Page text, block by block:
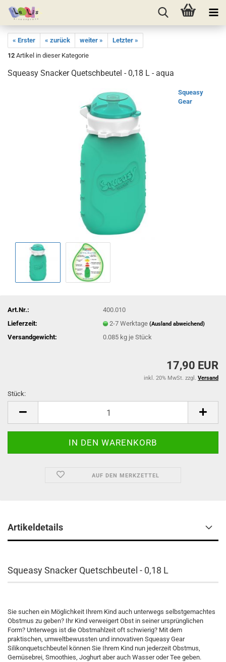
« Erster « zurück weiter »
Letzter »
12 Artikel in dieser Kategorie
Squeasy Snacker Quetschbeutel - 0,18 L - aqua
Squeasy
Gear
Art.Nr.:
400.010
Lieferzeit:
2-7 Werktage(Ausland abweichend)
Versandgewicht: 0.085 kg je Stück
17,90 EUR
inkl. 20% MwSt. zzgl. Versand
Stück:
AUF DEN MERKZETTEL
Artikeldetails
Squeasy Snacker Quetschbeutel - 0,18 L
Sie suchen ein Möglichkeit Ihrem Kind auch unterwegs selbstgemachtes
Obstmus zu geben? Ihr Kind verweigert Obst in seiner ursprünglichen
Form? Unterwegs ist die Obstmahlzeit oft schwierig? Mit dem
praktischen, umweltbewussten und innovativen Squeasy Gear
Silikonquetschbeutel können Sie Ihrem Kind nun jederzeit Obstmus,
Gemüsebrei, Smoothies, Joghurt aber auch Wasser oder Tee geben.